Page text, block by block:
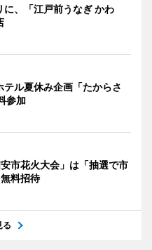
に、「江戸前うなぎ かわ
テル夏休み企画「たからさ
参加
市花火大会」は「抽選で市
料招待
る